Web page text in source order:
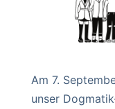
Am 7.
unser